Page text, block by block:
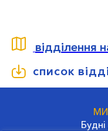
відділення
список